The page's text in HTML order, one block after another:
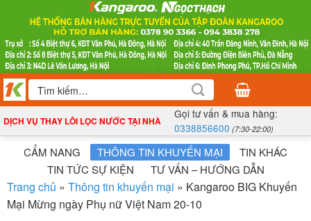
nội
dung
Tìm
kiếm:
DỊCH VỤ THAY LÕI LỌC NƯỚC TẠI NHÀ
Gọi tư vấn & mua hàng:
0338856600 (7:30-22:00)
CẨM NANG THÔNG TIN KHUYẾN MẠI
TIN KHÁC
TIN TỨC SỰ KIỆN
TƯ VẤN – HƯỚNG DẪN
Trang chủ » Thông tin khuyến mại » Kangaroo BIG Khuyến
Mại Mừng ngày Phụ nữ Việt Nam 20-10